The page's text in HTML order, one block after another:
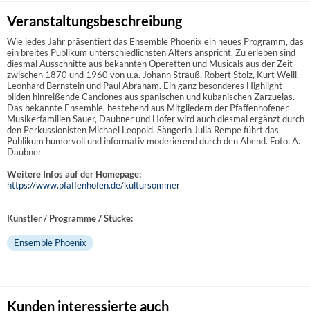
Veranstaltungsbeschreibung
Wie jedes Jahr präsentiert das Ensemble Phoenix ein neues Programm, das
ein breites Publikum unterschiedlichsten Alters anspricht. Zu erleben sind
diesmal Ausschnitte aus bekannten Operetten und Musicals aus der Zeit
zwischen 1870 und 1960 von u.a. Johann Strauß, Robert Stolz, Kurt Weill,
Leonhard Bernstein und Paul Abraham. Ein ganz besonderes Highlight
bilden hinreißende Canciones aus spanischen und kubanischen Zarzuelas.
Das bekannte Ensemble, bestehend aus Mitgliedern der Pfaffenhofener
Musikerfamilien Sauer, Daubner und Hofer wird auch diesmal ergänzt durch
den Perkussionisten Michael Leopold. Sängerin Julia Rempe führt das
Publikum humorvoll und informativ moderierend durch den Abend. Foto: A.
Daubner
Weitere Infos auf der Homepage:
https://www.pfaffenhofen.de/kultursommer
Künstler / Programme / Stücke:
Ensemble Phoenix
Kunden interessierte auch